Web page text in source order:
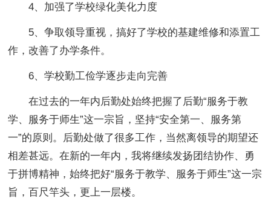
4、加强了学校绿化美化力度
5、争取领导重视，搞好了学校的基建维修和添置工
作，改善了办学条件。
6、学校勤工俭学逐步走向完善
在过去的一年内后勤处始终把握了后勤“服务于教
学、服务于师生”这一宗旨，坚持“安全第一、服务第
一”的原则。后勤处做了很多工作，当然离领导的期望还
相差甚远。在新的一年内，我将继续发扬团结协作、勇
于拼博精神，始终把好“服务于教学、服务于师生”这一宗
旨，百尺竿头，更上一层楼。